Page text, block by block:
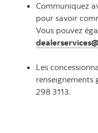
Communiquez
pour savoir
Vous pouvez
Les
renseignements
298 3113.